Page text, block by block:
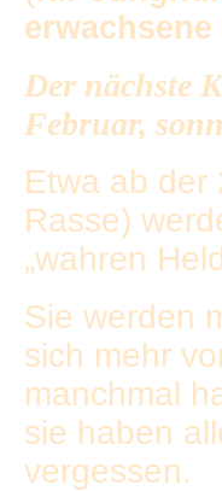
erwachsene
Der nächste
Februar,
Etwa ab der
Rasse)
„wahren
Sie werden
sich mehr
manchmal
sie haben
vergessen.